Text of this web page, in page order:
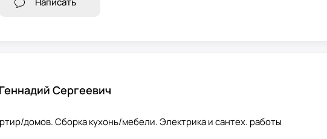
Сергеевич
домов. Сборка кухонь/мебели. Электрика и сантех. работы